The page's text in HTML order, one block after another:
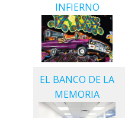
INFIERNO
EL BANCO DE LA
MEMORIA